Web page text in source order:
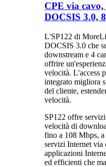
CPE via cavo,
DOCSIS 3.0,
L'SP122 di
DOCSIS 3.0 che
downstream e 4
offrire
velocità. L'access
integrato migliora
del cliente,
velocità.
SP122 offre
velocità di
fino a 108 Mbps,
servizi Internet via
applicazioni
ed efficienti che